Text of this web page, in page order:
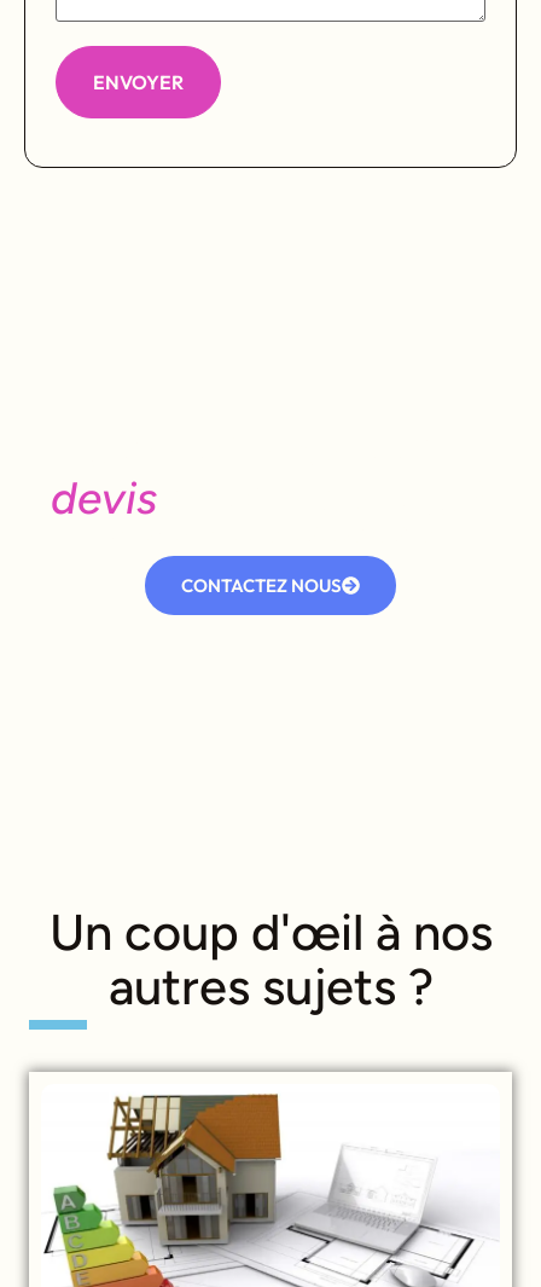
devisou d’une visite ?
CONTACTEZ NOUS
Un coup d'œil à nos
autres sujets ?